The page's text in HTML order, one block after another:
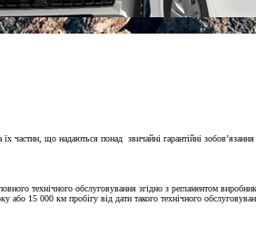
Corolla Cross
частин, що надаються понад звичайні гарантійні
технічного обслуговування згідно з регламентом
15 000 км пробігу від дати такого технічного